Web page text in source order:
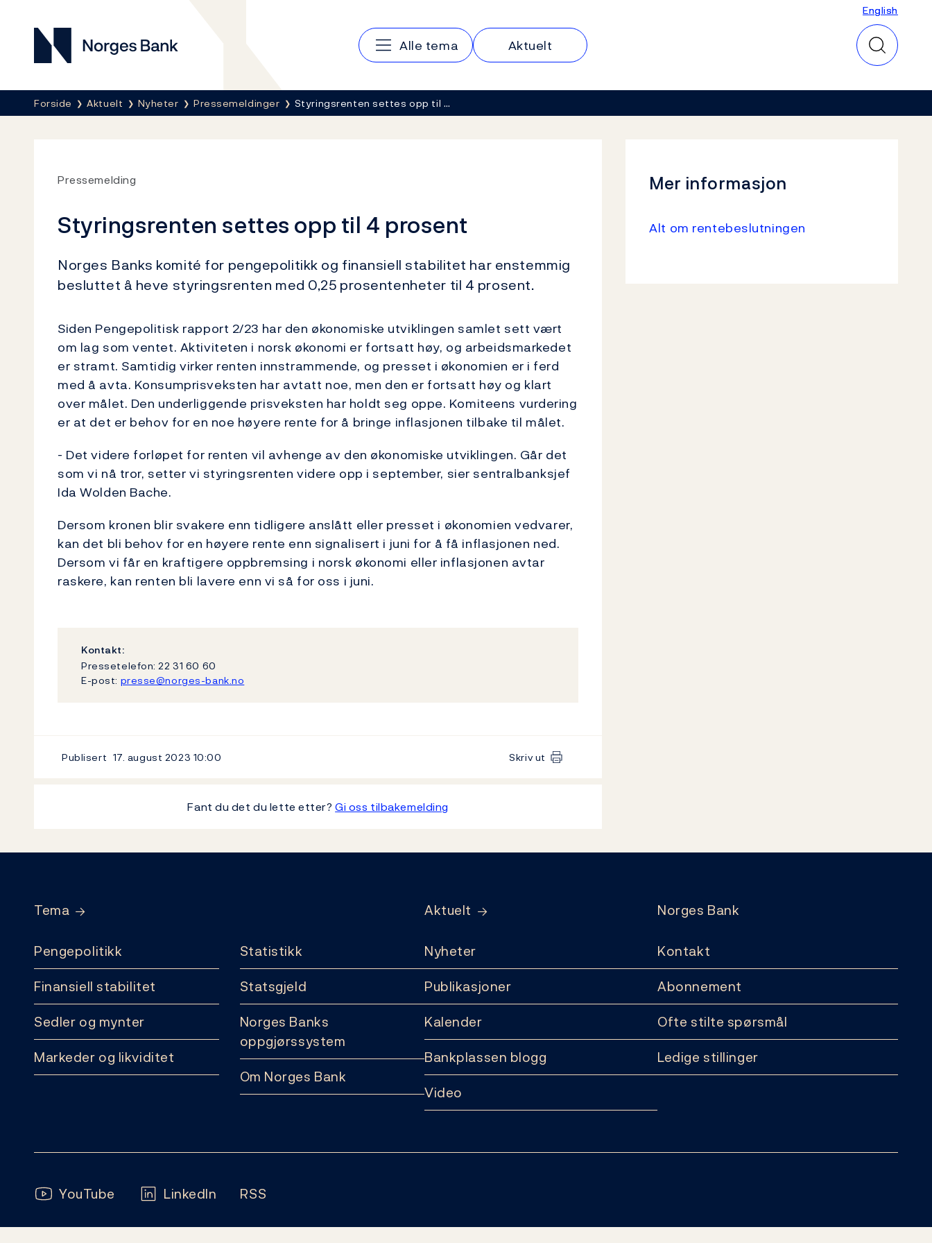
Norges Bank
Hovedmeny
Alle tema Aktuelt
English
English
Her er du nå:
Forside Aktuelt Nyheter Pressemeldinger Styringsrenten settes opp til …
Pressemelding
Styringsrenten settes opp til 4 prosent
Norges Banks komité for pengepolitikk og finansiell stabilitet har enstemmig
besluttet å heve styringsrenten med 0,25 prosentenheter til 4 prosent.
Siden Pengepolitisk rapport 2/23 har den økonomiske utviklingen samlet sett vært
om lag som ventet. Aktiviteten i norsk økonomi er fortsatt høy, og arbeidsmarkedet
er stramt. Samtidig virker renten innstrammende, og presset i økonomien er i ferd
med å avta. Konsumprisveksten har avtatt noe, men den er fortsatt høy og klart
over målet. Den underliggende prisveksten har holdt seg oppe. Komiteens vurdering
er at det er behov for en noe høyere rente for å bringe inflasjonen tilbake til målet.
- Det videre forløpet for renten vil avhenge av den økonomiske utviklingen. Går det
som vi nå tror, setter vi styringsrenten videre opp i september, sier sentralbanksjef
Ida Wolden Bache.
Dersom kronen blir svakere enn tidligere anslått eller presset i økonomien vedvarer,
kan det bli behov for en høyere rente enn signalisert i juni for å få inflasjonen ned.
Dersom vi får en kraftigere oppbremsing i norsk økonomi eller inflasjonen avtar
raskere, kan renten bli lavere enn vi så for oss i juni.
Kontakt:
Pressetelefon: 22 31 60 60
E-post: presse@norges-bank.no
Publisert 17. august 2023 10:00 Skriv ut
Fant du det du lette etter?Gi oss tilbakemelding
Mer informasjon
Alt om rentebeslutningen
Tema
Pengepolitikk
Finansiell stabilitet
Sedler og mynter
Markeder og likviditet
Statistikk
Statsgjeld
Norges Banks
oppgjørssystem
Om Norges Bank
Aktuelt
Nyheter
Publikasjoner
Kalender
Bankplassen blogg
Video
Norges Bank
Kontakt
Abonnement
Ofte stilte spørsmål
Ledige stillinger
Følg oss:
YouTube LinkedIn RSS